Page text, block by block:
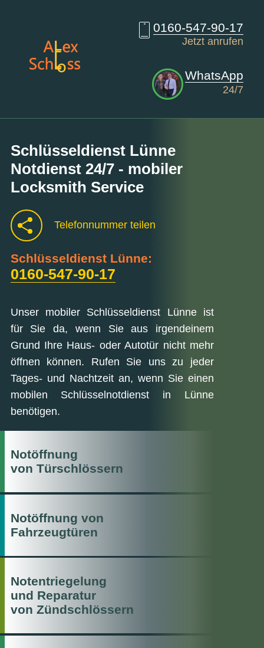
0160-547-90-17
Jetzt anrufen
WhatsApp
24/7
Schlüsseldienst Lünne
Notdienst 24/7 - mobiler
Locksmith Service
Telefonnummer teilen
Schlüsseldienst Lünne:
0160-547-90-17
Unser mobiler Schlüsseldienst Lünne ist
für Sie da, wenn Sie aus irgendeinem
Grund Ihre Haus- oder Autotür nicht mehr
öffnen können. Rufen Sie uns zu jeder
Tages- und Nachtzeit an, wenn Sie einen
mobilen Schlüsselnotdienst in Lünne
benötigen.
Notöffnung
von Türschlössern
Notöffnung von
Fahrzeugtüren
Notentriegelung
und Reparatur
von Zündschlössern